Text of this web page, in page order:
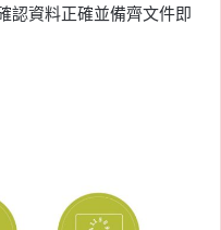
認資料正確並備齊文件即